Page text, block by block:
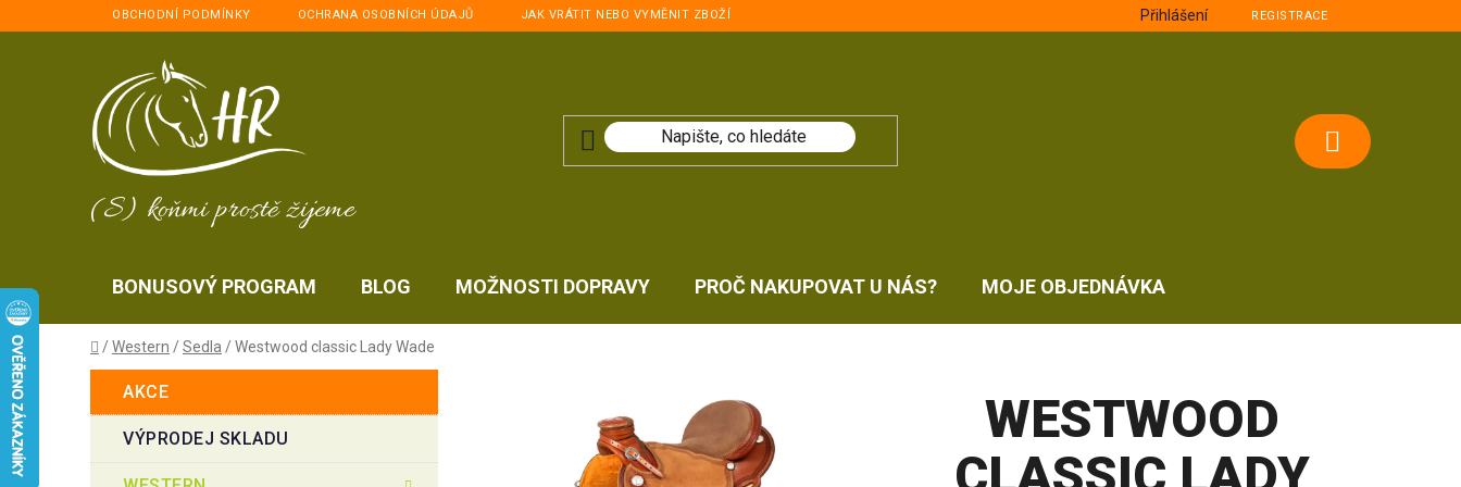
na
OBCHODNÍ PODMÍNKY OCHRANA OSOBNÍCH ÚDAJŮ JAK VRÁTIT NEBO VYMĚNIT ZBOŽÍ Přihlášení REGISTRACE
(S) koňmi prostě žijeme
NÁKUPNÍ
BONUSOVÝ PROGRAM BLOG MOŽNOSTI DOPRAVY PROČ NAKUPOVAT U NÁS? MOJE OBJEDNÁVKA
Domů
/Western /Sedla /Westwood classic Lady Wade
o
t
kategorie
AKCE
VÝPRODEJ SKLADU
WESTWOOD